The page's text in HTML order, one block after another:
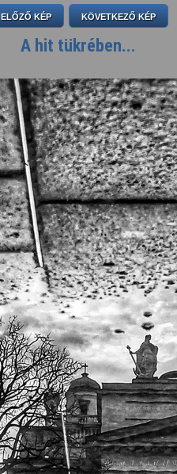
ELŐZŐ KÉP KÖVETKEZŐ KÉP
A hit tükrében...